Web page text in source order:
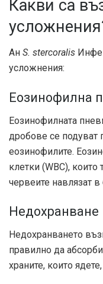
Какви са
Ан S. stercoralis
усложнения:
Еозинофилна
Еозинофилната
дробове се подуват
еозинофилите.
клетки (WBC),
червеите навлязат
Недохранване
Недохранването
правилно да
храните, които